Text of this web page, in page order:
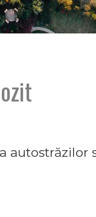
autostrăzilor